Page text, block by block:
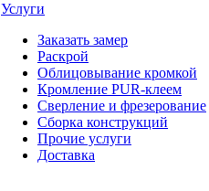
Услуги
Заказать замер
Раскрой
Облицовывание кромкой
Кромление PUR-клеем
Сверление и фрезерование
Сборка конструкций
Прочие услуги
Доставка